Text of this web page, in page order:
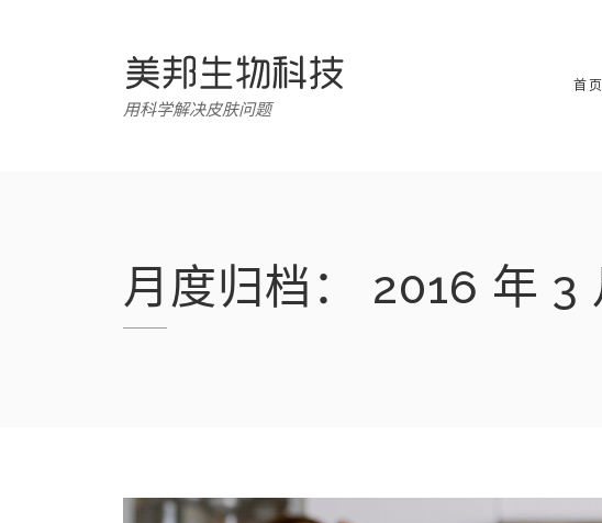
用科学解决皮肤问题
首页
月度归档： 2016 年 3